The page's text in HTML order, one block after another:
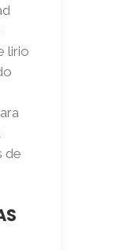
lirio
de